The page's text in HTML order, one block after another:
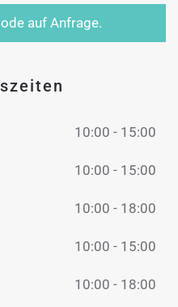
auf Anfrage.
10:00 - 15:00
10:00 - 15:00
10:00 - 18:00
10:00 - 15:00
10:00 - 18:00